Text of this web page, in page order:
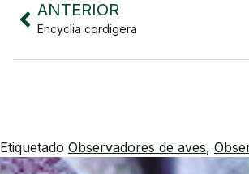
ANTERIOR
Encyclia cordigera
Etiquetado Observadores de aves,